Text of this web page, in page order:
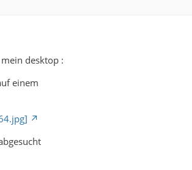
desktop :
einem